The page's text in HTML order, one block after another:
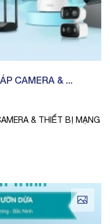
CAMERA & ...
& THIẾT BỊ MẠNG